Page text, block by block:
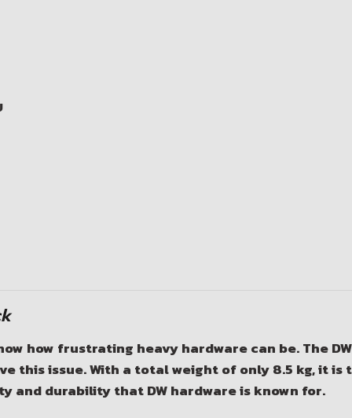
how frustrating heavy hardware can be. The
this issue. With a total weight of only 8.5 kg, it is
durability that DW hardware is known for.